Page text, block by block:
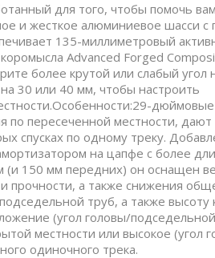
для того, чтобы помочь
и жесткое алюминиевое шасси с
135-миллиметровый
Advanced Forged
более крутой или слабый угол
30 или 40 мм, чтобы настроить
дюймовые
по пересеченной местности,
спусках по одному треку.
на цапфе с более
150 мм передних) он оснащен
прочности, а также снижения
труб, а также высоту
(угол головы/
местности или высокое (угол
одиночного трека.